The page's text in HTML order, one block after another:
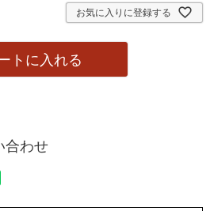
お気に入りに登録する
トに入れる
合わせ